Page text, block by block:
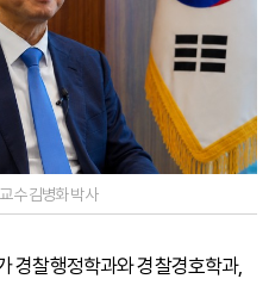
수 김병화 박사
경찰행정학과와 경찰경호학과,